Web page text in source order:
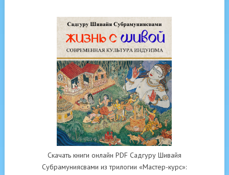
Скачать книги онлайн PDF Садгуру Шивайя
Субрамуниясвами из трилогии «Мастер-курс»: